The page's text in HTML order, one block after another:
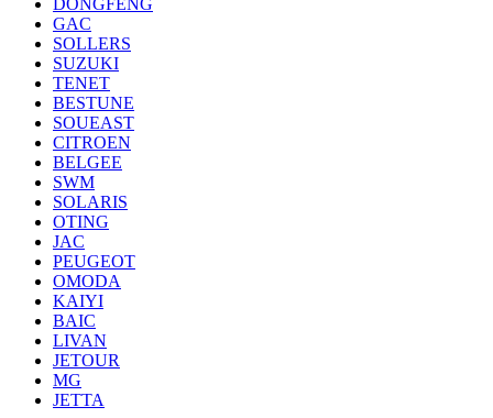
DONGFENG
GAC
SOLLERS
SUZUKI
TENET
BESTUNE
SOUEAST
CITROEN
BELGEE
SWM
SOLARIS
OTING
JAC
PEUGEOT
OMODA
KAIYI
BAIC
LIVAN
JETOUR
MG
JETTA